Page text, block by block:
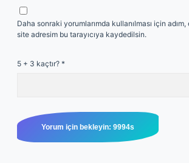
Daha sonraki yorumlarımda kullanılması için
site adresim bu tarayıcıya kaydedilsin.
5 + 3 kaçtır? *